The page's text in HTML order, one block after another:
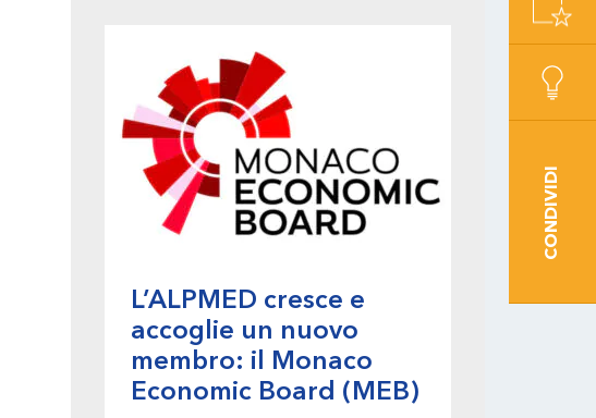
CONDIVIDI
L’ALPMED cresce e
accoglie un nuovo
membro: il Monaco
Economic Board (MEB)